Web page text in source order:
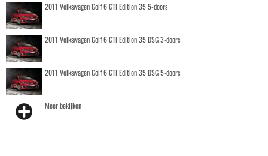
2011 Volkswagen Golf 6 GTI Edition 35 5-doors
2011 Volkswagen Golf 6 GTI Edition 35 DSG 3-doors
2011 Volkswagen Golf 6 GTI Edition 35 DSG 5-doors
Meer bekijken